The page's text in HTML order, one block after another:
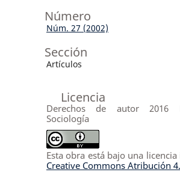
Número
Núm. 27 (2002)
Sección
Artículos
Licencia
Derechos de autor 2016
Sociología
Esta obra está bajo una
Creative Commons Atribución